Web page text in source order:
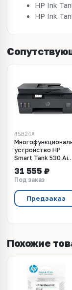
HP Ink
HP Ink
4SB24A
устройство HP
Smart Tank 530
31 555 ₽
Под заказ
Предзаказ
Похожие